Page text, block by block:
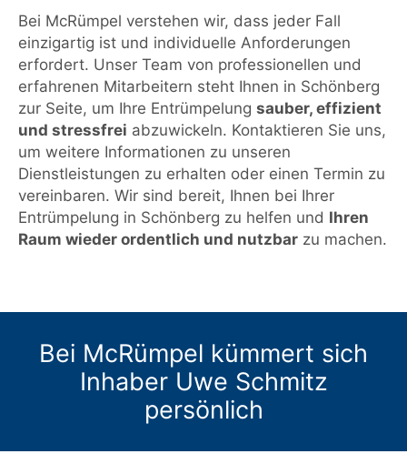
Bei McRümpel verstehen wir, dass jeder Fall
einzigartig ist und individuelle Anforderungen
erfordert. Unser Team von professionellen und
erfahrenen Mitarbeitern steht Ihnen in Schönberg
zur Seite, um Ihre Entrümpelung sauber, effizient
und stressfrei abzuwickeln. Kontaktieren Sie uns,
um weitere Informationen zu unseren
Dienstleistungen zu erhalten oder einen Termin zu
vereinbaren. Wir sind bereit, Ihnen bei Ihrer
Entrümpelung in Schönberg zu helfen und Ihren
Raum wieder ordentlich und nutzbar zu machen.
Bei McRümpel kümmert sich
Inhaber Uwe Schmitz
persönlich